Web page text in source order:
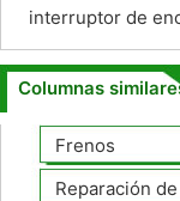
interruptor de
Columnas
Frenos
Reparación de